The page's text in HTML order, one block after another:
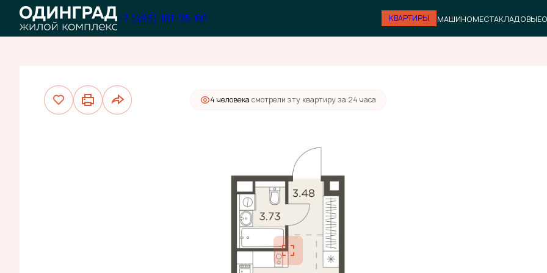
+7 (495) 181-05-60 КВАРТИРЫ МАШИНОМЕСТАКЛАДОВЫЕ
Студия22.02 м26 980 000 руб.
4 человекa смотрели эту квартиру за 24 часа